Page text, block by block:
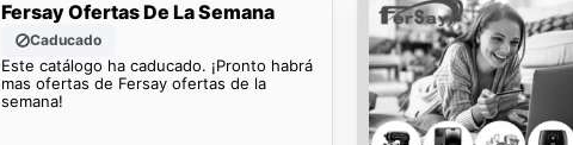
Fersay Ofertas De La Semana
Caducado
Este catálogo ha caducado. ¡Pronto habrá
mas ofertas de Fersay ofertas de la
semana!